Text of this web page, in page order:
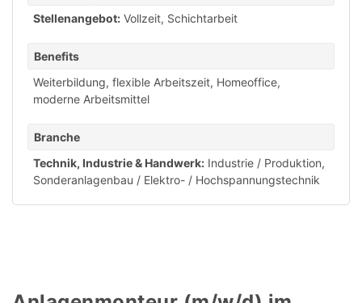
Stellenangebot: Vollzeit, Schichtarbeit
Benefits
Weiterbildung, flexible Arbeitszeit, Homeoffice,
moderne Arbeitsmittel
Branche
Technik, Industrie & Handwerk: Industrie / Produktion,
Sonderanlagenbau / Elektro- / Hochspannungstechnik